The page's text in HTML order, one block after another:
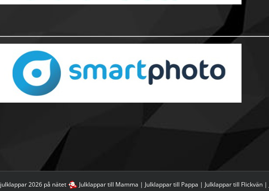
julklappar 2026 på nätet Julklappar till Mamma | Julklappar till Pappa | Julklappar till Flickvän|